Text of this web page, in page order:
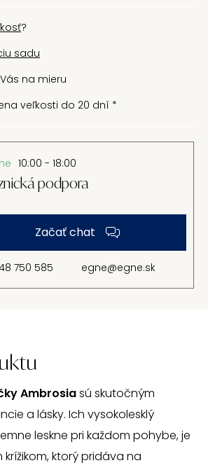
?
sadu
na mieru
veľkosti do 20 dní *
10:00 - 18:00
podpora
Začať chat
750 585 egne@egne.sk
Ambrosiasú skutočným
a lásky. Ich vysokolesklý
leskne pri každom pohybe, je
ktorý pridáva na